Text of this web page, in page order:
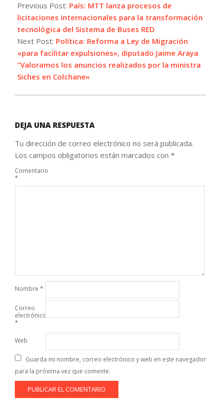
08-
06
Previous Post: País: MTT lanza procesos de
licitaciones internacionales para la transformación
tecnológica del Sistema de Buses RED
Next Post: Política: Reforma a Ley de Migración
«para facilitar expulsiones», diputado Jaime Araya
“Valoramos los anuncios realizados por la ministra
Siches en Colchane»
DEJA UNA RESPUESTA
Tu dirección de correo electrónico no será publicada.
Los campos obligatorios están marcados con *
Comentario
*
Nombre *
Correo
electrónico
*
Web
Guarda mi nombre, correo electrónico y web en este navegador
para la próxima vez que comente.